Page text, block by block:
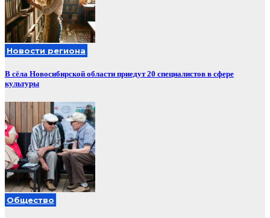
Новости региона
В сёла Новосибирской области приедут 20 специалистов в сфере
культуры
Общество